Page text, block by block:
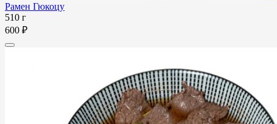
Рамен Гюкоцу
510 г
600 ₽